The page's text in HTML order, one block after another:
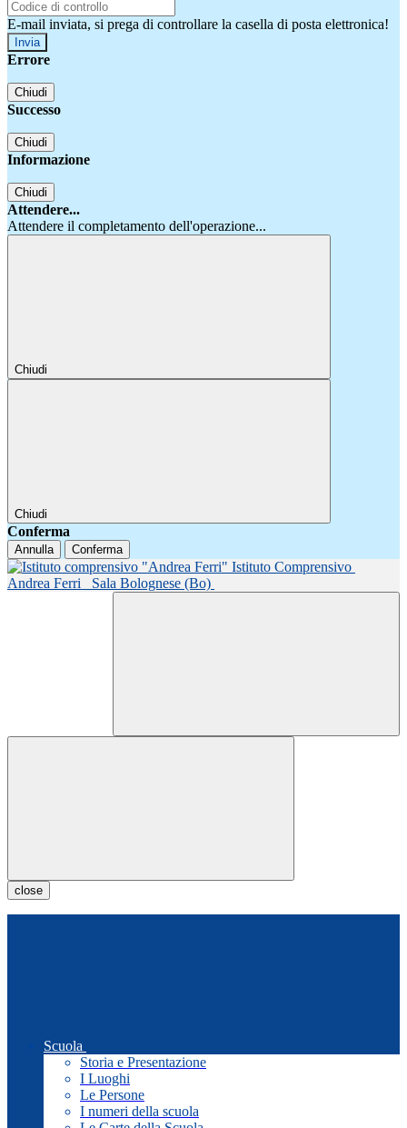
E-mail inviata, si prega di controllare la casella di posta elettronica!
Errore
Chiudi
Successo
Chiudi
Informazione
Chiudi
Attendere...
Attendere il completamento dell'operazione...
Chiudi
Chiudi
Conferma
Annulla Conferma
Istituto Comprensivo
Andrea Ferri
Sala Bolognese (Bo)
close
Scuola
Storia e Presentazione
I Luoghi
Le Persone
I numeri della scuola